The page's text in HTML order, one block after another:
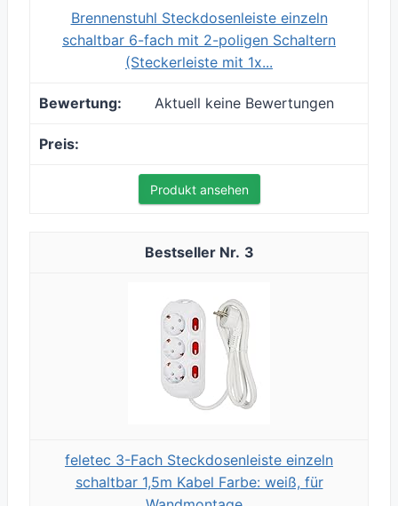
Brennenstuhl Steckdosenleiste einzeln
schaltbar 6-fach mit 2-poligen Schaltern
(Steckerleiste mit 1x...
Aktuell keine Bewertungen
Produkt ansehen
3
feletec 3-Fach Steckdosenleiste einzeln
schaltbar 1,5m Kabel Farbe: weiß, für